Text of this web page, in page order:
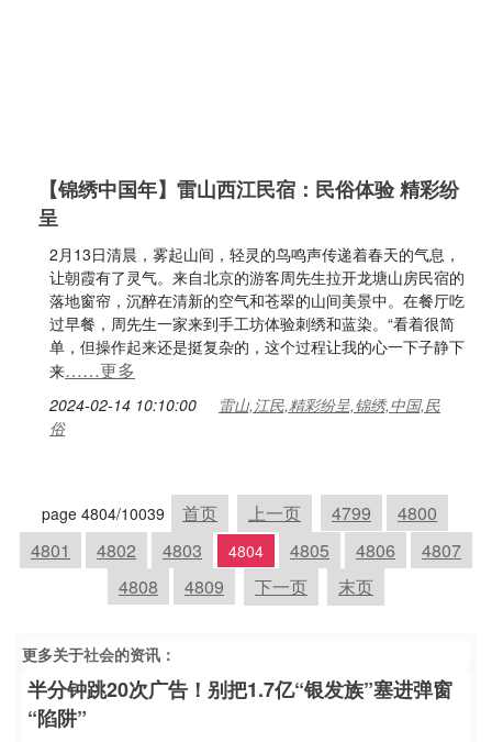
【锦绣中国年】雷山西江民宿：民俗体验 精彩纷
呈
2月13日清晨，雾起山间，轻灵的鸟鸣声传递着春天的气息，
让朝霞有了灵气。来自北京的游客周先生拉开龙塘山房民宿的
落地窗帘，沉醉在清新的空气和苍翠的山间美景中。在餐厅吃
过早餐，周先生一家来到手工坊体验刺绣和蓝染。“看着很简
单，但操作起来还是挺复杂的，这个过程让我的心一下子静下
来……更多
2024-02-14 10:10:00
雷山,江民,精彩纷呈,锦绣,中国,民
俗
page 4804/10039 首页 上一页 4799
4800
4801
4802 4803 4804 4805 4806
4807
4808
4809 下一页 末页
更多关于社会的资讯：
半分钟跳20次广告！别把1.7亿“银发族”塞进弹窗
“陷阱”